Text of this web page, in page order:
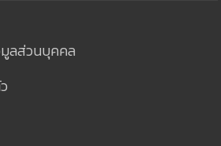
ลส่วนบุคคล